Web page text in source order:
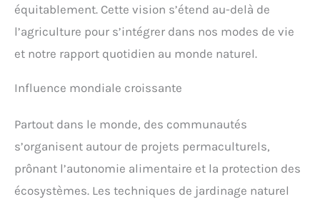
équitablement. Cette vision s’étend au-delà de
l’agriculture pour s’intégrer dans nos modes de vie
et notre rapport quotidien au monde naturel.
Influence mondiale croissante
Partout dans le monde, des communautés
s’organisent autour de projets permaculturels,
prônant l’autonomie alimentaire et la protection des
écosystèmes. Les techniques de jardinage naturel